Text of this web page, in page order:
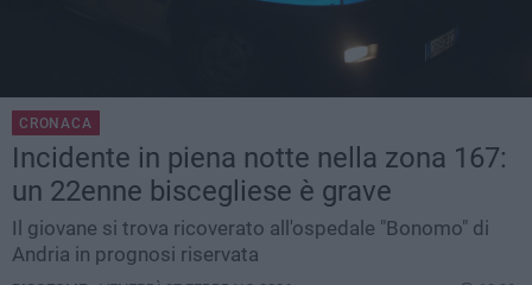
CRONACA
Incidente in piena notte nella zona 167:
un 22enne biscegliese è grave
Il giovane si trova ricoverato all'ospedale "Bonomo" di
Andria in prognosi riservata